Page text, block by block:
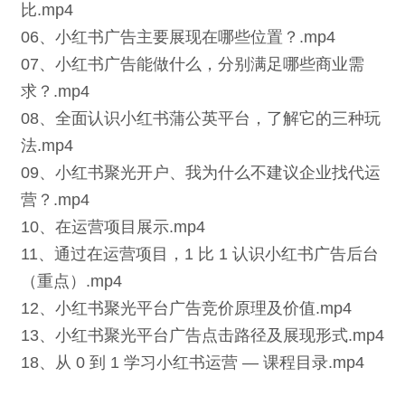
比.mp4
06、小红书广告主要展现在哪些位置？.mp4
07、小红书广告能做什么，分别满足哪些商业需
求？.mp4
08、全面认识小红书蒲公英平台，了解它的三种玩
法.mp4
09、小红书聚光开户、我为什么不建议企业找代运
营？.mp4
10、在运营项目展示.mp4
11、通过在运营项目，1 比 1 认识小红书广告后台
（重点）.mp4
12、小红书聚光平台广告竞价原理及价值.mp4
13、小红书聚光平台广告点击路径及展现形式.mp4
18、从 0 到 1 学习小红书运营 — 课程目录.mp4